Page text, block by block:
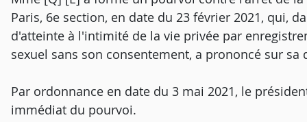
Paris, 6e section, en date du 23 février 2021, qui,
d'atteinte à l'intimité de la vie privée par
sexuel sans son consentement, a prononcé sur
Par ordonnance en date du 3 mai 2021, le
immédiat du pourvoi.